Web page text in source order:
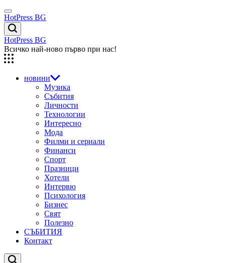
Skip
to
content
Menu
HotPress BG
Търсене
HotPress BG
Всичко най-ново първо при нас!
новини
Музика
Събития
Личности
Технологии
Интересно
Мода
Филми и сериали
Финанси
Спорт
Празници
Хотели
Интервю
Психология
Бизнес
Свят
Полезно
СЪБИТИЯ
Контакт
Търсене